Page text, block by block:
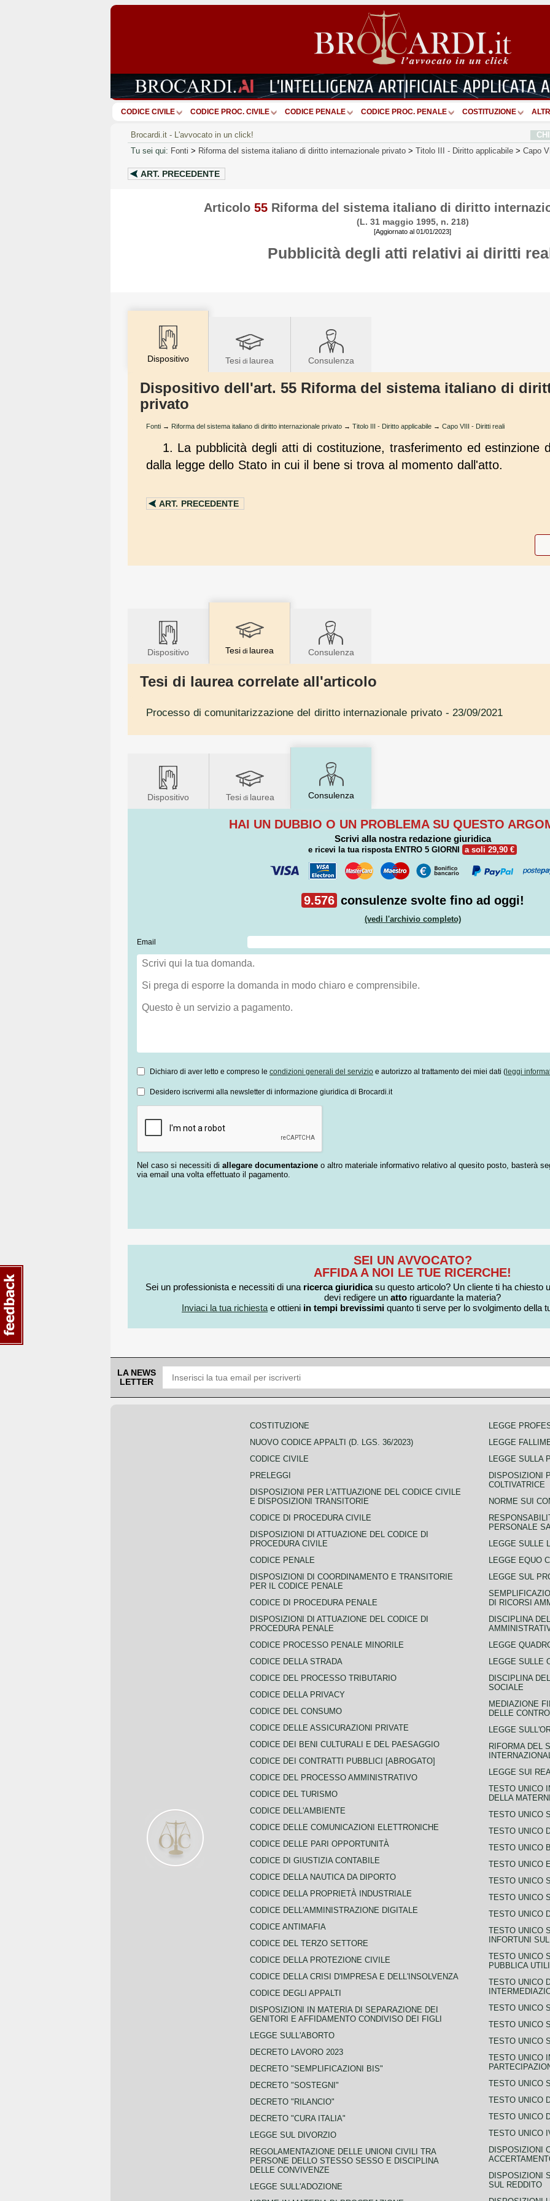
CODICE CIVILE CODICE PROC. CIVILE CODICE PENALE CODICE PROC. PENALE COSTITUZIONE ALTRI
Brocardi.it - L'avvocato in un click!
Tu sei qui: Fonti > Riforma del sistema italiano di diritto internazionale privato > Titolo III - Diritto applicabile > Capo
ART. PRECEDENTE
Articolo 55Riforma del sistema italiano di diritto
(L. 31 maggio 1995, n. 218)
[Aggiornato al 01/01/2023]
Pubblicità degli atti relativi ai diritti
Dispositivo Tesi di laurea Consulenza
Dispositivo dell'art. 55 Riforma del sistema italiano di
privato
Fonti → Riforma del sistema italiano di diritto internazionale privato → Titolo III - Diritto applicabile → Capo VIII - Diritti reali
1. La pubblicità degli atti di costituzione, trasferimento ed estinzione
dalla legge dello Stato in cui il bene si trova al momento dall'atto.
ART. PRECEDENTE
Dispositivo Tesi di laurea Consulenza
Tesi di laurea correlate all'articolo
Processo di comunitarizzazione del diritto internazionale privato - 23/09/2021
Dispositivo Tesidi laurea Consulenza
HAI UN DUBBIO O UN PROBLEMA SU QUESTO
Scrivi alla nostra redazione giuridica
e ricevi la tua risposta ENTRO 5 GIORNI a soli 29,90 €
9.576 consulenze svolte fino ad oggi!
(vedi l'archivio completo)
Email
Dichiaro di aver letto e compreso le condizioni generali del servizio e autorizzo al trattamento dei miei dati (leggi
Desidero iscrivermi alla newsletter di informazione giuridica di Brocardi.it
Nel caso si necessiti di allegare documentazione o altro materiale informativo relativo al quesito posto, basterà
via email una volta effettuato il pagamento.
SEI UN AVVOCATO?
AFFIDA A NOI LE TUE RICERCHE!
Sei un professionista e necessiti di una ricerca giuridicasu questo articolo? Un cliente ti ha chiesto
devi redigere un atto riguardante la materia?
Inviaci la tua richiesta e ottieni in tempi brevissimi quanto ti serve per lo svolgimento della
LA NEWS
LETTER
COSTITUZIONE
NUOVO CODICE APPALTI (D. LGS. 36/2023)
CODICE CIVILE
PRELEGGI
DISPOSIZIONI PER L'ATTUAZIONE DEL CODICE CIVILE
E DISPOSIZIONI TRANSITORIE
CODICE DI PROCEDURA CIVILE
DISPOSIZIONI DI ATTUAZIONE DEL CODICE DI
PROCEDURA CIVILE
CODICE PENALE
DISPOSIZIONI DI COORDINAMENTO E TRANSITORIE
PER IL CODICE PENALE
CODICE DI PROCEDURA PENALE
DISPOSIZIONI DI ATTUAZIONE DEL CODICE DI
PROCEDURA PENALE
CODICE PROCESSO PENALE MINORILE
CODICE DELLA STRADA
CODICE DEL PROCESSO TRIBUTARIO
CODICE DELLA PRIVACY
CODICE DEL CONSUMO
CODICE DELLE ASSICURAZIONI PRIVATE
CODICE DEI BENI CULTURALI E DEL PAESAGGIO
CODICE DEI CONTRATTI PUBBLICI [ABROGATO]
CODICE DEL PROCESSO AMMINISTRATIVO
CODICE DEL TURISMO
CODICE DELL'AMBIENTE
CODICE DELLE COMUNICAZIONI ELETTRONICHE
CODICE DELLE PARI OPPORTUNITÀ
CODICE DI GIUSTIZIA CONTABILE
CODICE DELLA NAUTICA DA DIPORTO
CODICE DELLA PROPRIETÀ INDUSTRIALE
CODICE DELL'AMMINISTRAZIONE DIGITALE
CODICE ANTIMAFIA
CODICE DEL TERZO SETTORE
CODICE DELLA PROTEZIONE CIVILE
CODICE DELLA CRISI D'IMPRESA E DELL'INSOLVENZA
CODICE DEGLI APPALTI
DISPOSIZIONI IN MATERIA DI SEPARAZIONE DEI
GENITORI E AFFIDAMENTO CONDIVISO DEI FIGLI
LEGGE SULL'ABORTO
DECRETO LAVORO 2023
DECRETO "SEMPLIFICAZIONI BIS"
DECRETO "SOSTEGNI"
DECRETO "RILANCIO"
DECRETO "CURA ITALIA"
LEGGE SUL DIVORZIO
REGOLAMENTAZIONE DELLE UNIONI CIVILI TRA
PERSONE DELLO STESSO SESSO E DISCIPLINA
DELLE CONVIVENZE
LEGGE SULL'ADOZIONE
LEGGE
LEGGE
LEGGE SULLA
DISPOSIZIONI
COLTIVATRICE
NORME SUI
PERSONALE
LEGGE SULLE
LEGGE EQUO
LEGGE SUL
DI RICORSI
DISCIPLINA
LEGGE
LEGGE SULLE
DISCIPLINA
SOCIALE
MEDIAZIONE
DELLE
LEGGE
RIFORMA DEL
LEGGE SUI
TESTO UNICO
DELLA
TESTO UNICO
TESTO UNICO
TESTO UNICO
TESTO UNICO
TESTO UNICO
TESTO UNICO
TESTO UNICO
TESTO UNICO
INFORTUNI
TESTO UNICO
PUBBLICA
TESTO UNICO
TESTO UNICO
TESTO UNICO
TESTO UNICO
TESTO UNICO
TESTO UNICO
TESTO UNICO
TESTO UNICO
TESTO UNICO
DISPOSIZIONI
DISPOSIZIONI
SUL REDDITO